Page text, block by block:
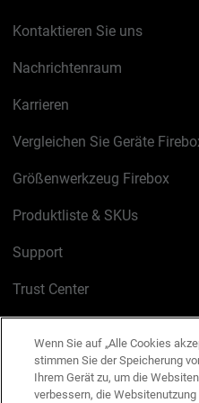
Kontaktieren Sie uns
Nachrichtenraum
Karrieren
Vergleichen Sie Geräte
Größenwerkzeug Firebox
Produktliste & SKUs
Support
Trust Center
Cookie-Richtlinie
Wenn Sie auf „Alle Cookies
stimmen Sie der Speicherung
Ihrem Gerät zu, um die
verbessern, die